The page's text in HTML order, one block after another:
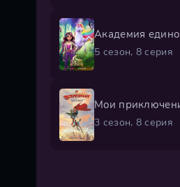
Академия
5 сезон, 8 серия
Мои
3 сезон, 8 серия